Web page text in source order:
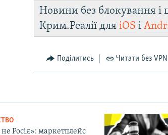
Новини без блокування і
Крим.Реалії дляiOS і
Поділитись Читати без VPN
Росія»: маркетплейс